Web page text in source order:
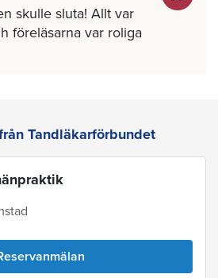
skulle sluta! Allt var
föreläsarna var roliga
Tandläkarförbundet